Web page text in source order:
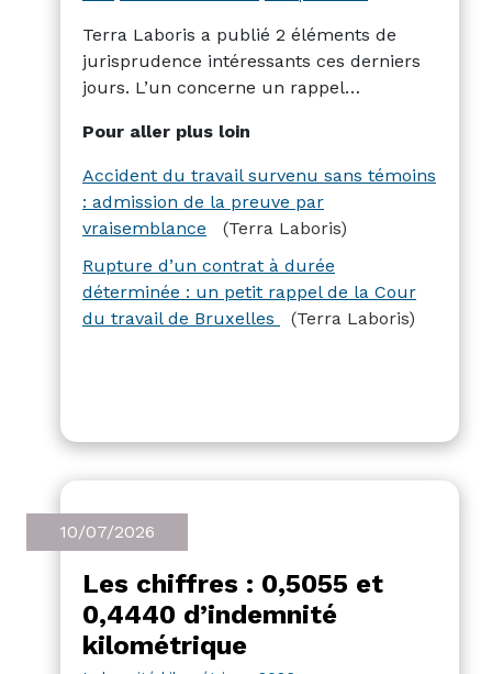
Terra Laboris a publié 2 éléments de
jurisprudence intéressants ces derniers
jours. L’un concerne un rappel
d’un CDD. Le deuxième élément couvre
un cas d’accident du travail survenu
sans témoin, et la validité d’une preuve
« par vraisemblance ».
Pour aller plus loin
Accident du travail survenu sans témoins
: admission de la preuve par
vraisemblance
(Terra Laboris)
Rupture d’un contrat à durée
déterminée : un petit rappel de la Cour
du travail de Bruxelles
(Terra Laboris)
10/07/2026
Les chiffres : 0,5055 et
0,4440 d’indemnité
kilométrique